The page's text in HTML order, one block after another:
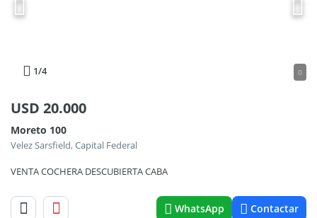
1/4 0
USD 20.000
Moreto 100
Velez Sarsfield, Capital Federal
VENTA COCHERA DESCUBIERTA CABA
WhatsApp Contactar